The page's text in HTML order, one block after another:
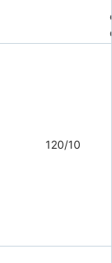
120/10